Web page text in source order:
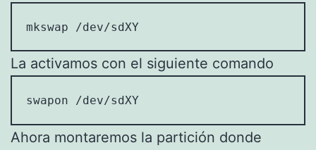
mkswap /dev/sdXY
La activamos con el siguiente comando
swapon /dev/sdXY
Ahora montaremos la partición donde